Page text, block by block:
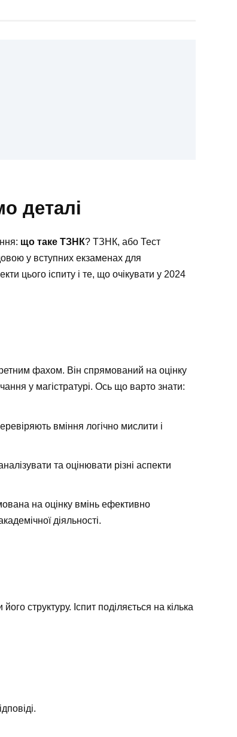
деталі
що таке ТЗНК? ТЗНК, або Тест
у вступних екзаменах для
цього іспиту і те, що очікувати у 2024
фахом. Він спрямований на оцінку
у магістратурі. Ось що варто знати:
вміння логічно мислити і
та оцінювати різні аспекти
на оцінку вмінь ефективно
діяльності.
структуру. Іспит поділяється на кілька